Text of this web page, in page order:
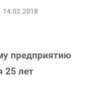
14.02.2018
предприятию
25 лет